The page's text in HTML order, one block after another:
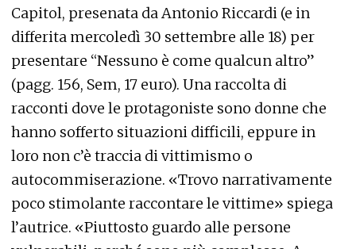
Capitol, presenata da Antonio Riccardi (e in
differita mercoledì 30 settembre alle 18) per
presentare “Nessuno è come qualcun altro”
(pagg. 156, Sem, 17 euro). Una raccolta di
racconti dove le protagoniste sono donne che
hanno sofferto situazioni difficili, eppure in
loro non c’è traccia di vittimismo o
autocommiserazione. «Trovo narrativamente
poco stimolante raccontare le vittime» spiega
l’autrice. «Piuttosto guardo alle persone